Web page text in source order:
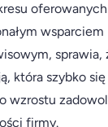
oferowanych
wsparciem
sprawia,
która szybko
wzrostu
firmy.